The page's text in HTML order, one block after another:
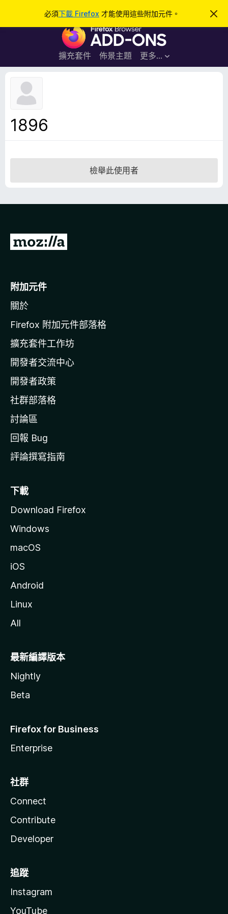
必須下載 Firefox 才能使用這些附加元件。
忽
此
F
r
e
加
元
擴充套件 佈景主題 更多…
登入
1896
檢舉此使用者
前
o
i
l
a
官
網
附加元件
關於
Firefox 附加元件部落格
擴充套件工作坊
開發者交流中心
開發者政策
社群部落格
討論區
回報 Bug
評論撰寫指南
下載
Download Firefox
Windows
macOS
iOS
Android
Linux
All
最新編譯版本
Nightly
Beta
Firefox for Business
Enterprise
社群
Connect
Contribute
Developer
追蹤
Instagram
YouTube